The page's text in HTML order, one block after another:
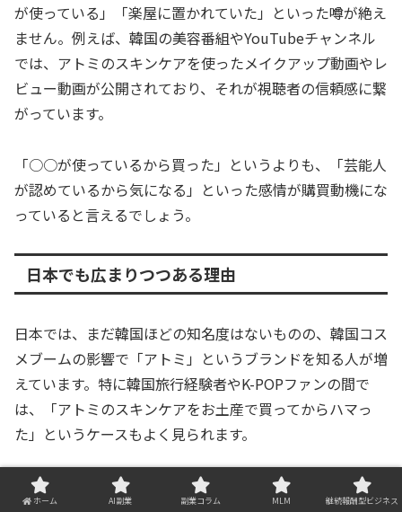
が使っている」「楽屋に置かれていた」といった噂が絶え
ません。例えば、韓国の美容番組やYouTubeチャンネル
では、アトミのスキンケアを使ったメイクアップ動画やレ
ビュー動画が公開されており、それが視聴者の信頼感に繋
がっています。
「○○が使っているから買った」というよりも、「芸能人
が認めているから気になる」といった感情が購買動機にな
っていると言えるでしょう。
日本でも広まりつつある理由
日本では、まだ韓国ほどの知名度はないものの、韓国コス
メブームの影響で「アトミ」というブランドを知る人が増
えています。特に韓国旅行経験者やK-POPファンの間で
は、「アトミのスキンケアをお土産で買ってからハマっ
た」というケースもよく見られます。
また、アトミ製品のデザインはシンプルで清潔感があり、
ホーム AI副業 副業コラム MLM 継続報酬型ビジネス